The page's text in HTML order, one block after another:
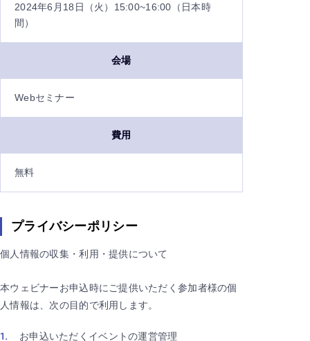
2024年6月18日（火）15:00~16:00（日本時
間）
会場
Webセミナー
費用
無料
プライバシーポリシー
個人情報の収集・利用・提供について
本ウェビナーお申込時にご提供いただく参加者様の個
人情報は、次の目的で利用します。
お申込いただくイベントの運営管理